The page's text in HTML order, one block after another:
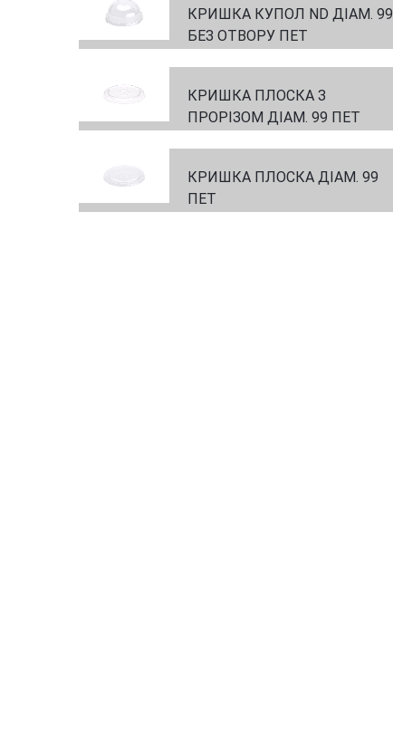
КРИШКА КУПОЛ ND ДІАМ. 99
БЕЗ ОТВОРУ ПЕТ
КРИШКА ПЛОСКА З
ПРОРІЗОМ ДІАМ. 99 ПЕТ
КРИШКА ПЛОСКА ДІАМ. 99
ПЕТ